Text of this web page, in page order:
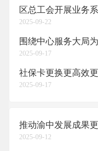
2025-09-22
2025-09-17
2025-09-17
2025-09-12